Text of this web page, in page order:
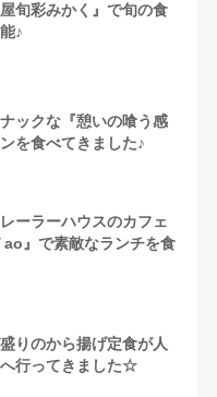
旬彩みかく』で旬の食
♪
ックな『憩いの喰う感
を食べてきました♪
ーラーハウスのカフェ
ao』で素敵なランチを食
りのから揚げ定食が人
行ってきました☆